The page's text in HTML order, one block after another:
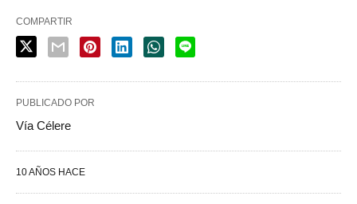
COMPARTIR
PUBLICADO POR
Vía Célere
10 AÑOS HACE